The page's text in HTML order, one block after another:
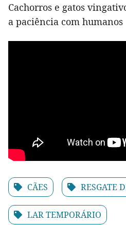
Cachorros e gatos
a paciência com humanos
CÃES RESGATE
LAR TEMPORÁRIO